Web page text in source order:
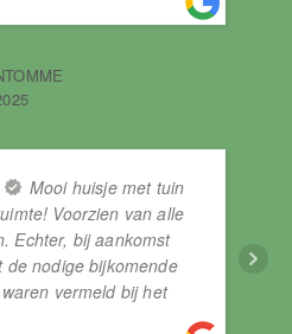
Mooi huisje met tuin
Voorzien van alle
Echter, bij aankomst
de nodige bijkomende
vermeld bij het